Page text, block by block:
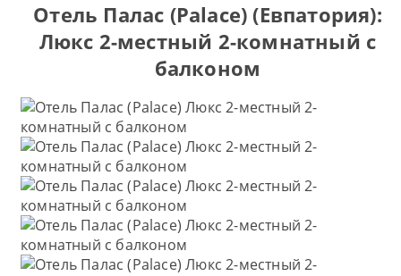
Отель Палас (Palace) (Евпатория):
Люкс 2-местный 2-комнатный с
балконом